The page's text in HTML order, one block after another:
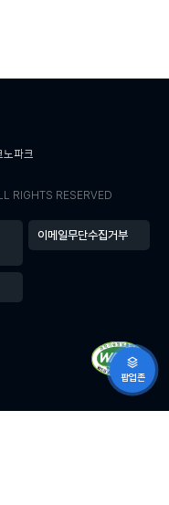
파크
RIGHTS RESERVED
이메일무단수집거부
팝업존